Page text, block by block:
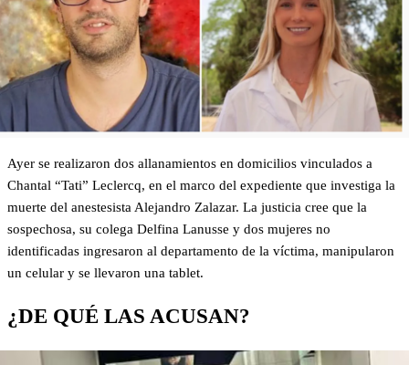
Ayer se realizaron dos allanamientos en domicilios vinculados a
Chantal “Tati” Leclercq, en el marco del expediente que investiga la
muerte del anestesista Alejandro Zalazar. La justicia cree que la
sospechosa, su colega Delfina Lanusse y dos mujeres no
identificadas ingresaron al departamento de la víctima, manipularon
un celular y se llevaron una tablet.
¿DE QUÉ LAS ACUSAN?